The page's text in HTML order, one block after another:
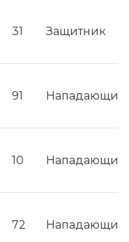
31 Защитник
91 Нападающий
10 Нападающий
72 Нападающий